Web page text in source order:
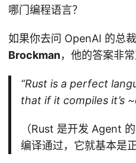
哪门编程语言？
如果你去问 OpenAI 的总
Brockman，他的答案非常
“Rust is a perfect
that if it compiles it’s
（Rust 是开发 Agent
编译通过，它就基本是